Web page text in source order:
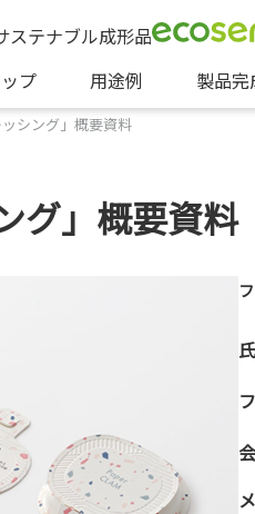
ステナブル成形品
プ 用途例 製品
ッシング」概要資料
グ」概要資料